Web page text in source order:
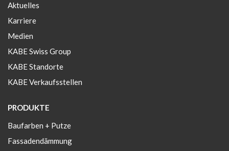
Aktuelles
Karriere
Medien
KABE Swiss Group
KABE Standorte
KABE Verkaufsstellen
PRODUKTE
Baufarben + Putze
Fassadendämmung